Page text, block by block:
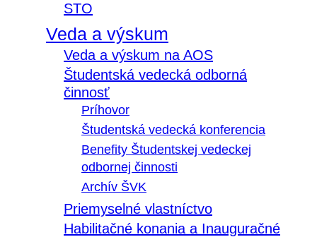
STO
Veda a výskum
Veda a výskum na AOS
Študentská vedecká odborná
činnosť
Príhovor
Študentská vedecká konferencia
Benefity Študentskej vedeckej
odbornej činnosti
Archív ŠVK
Priemyselné vlastníctvo
Habilitačné konania a Inauguračné